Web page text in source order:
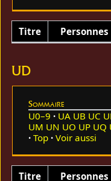
Titre
UD
Sommaire
U0–9 UA UB UC
UM UN UO UP UQ
Top
Voir aussi
Titre